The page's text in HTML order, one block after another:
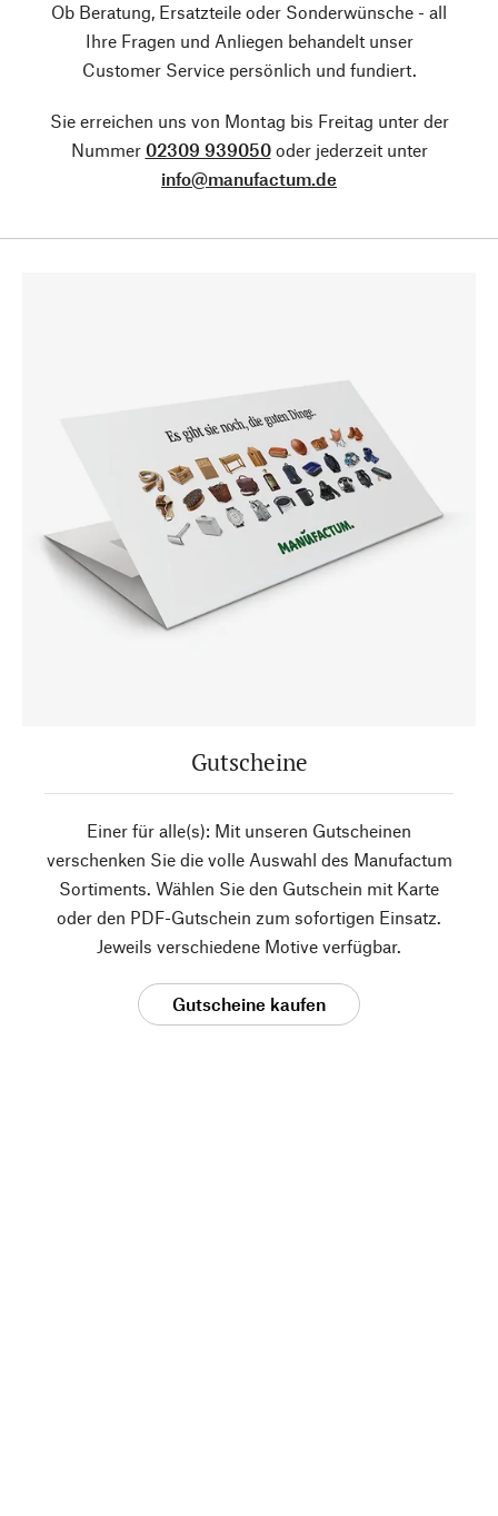
Ob Beratung, Ersatzteile oder Sonderwünsche - all
Ihre Fragen und Anliegen behandelt unser
Customer Service persönlich und fundiert.
Sie erreichen uns von Montag bis Freitag unter der
Nummer 02309 939050oder jederzeit unter
info@manufactum.de
Gutscheine
Einer für alle(s): Mit unseren Gutscheinen
verschenken Sie die volle Auswahl des Manufactum
Sortiments. Wählen Sie den Gutschein mit Karte
oder den PDF-Gutschein zum sofortigen Einsatz.
Jeweils verschiedene Motive verfügbar.
Gutscheine kaufen